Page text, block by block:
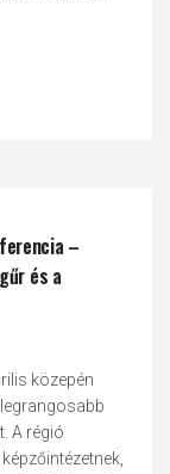
–
és a
közepén
A régió